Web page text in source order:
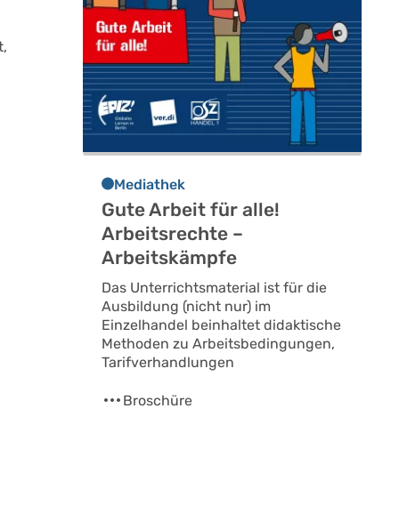
Mediathek
Gute Arbeit für alle!
Arbeitsrechte –
Arbeitskämpfe
Das Unterrichtsmaterial ist für die
Ausbildung (nicht nur) im
Einzelhandel beinhaltet didaktische
Methoden zu Arbeitsbedingungen,
Tarifverhandlungen
Broschüre